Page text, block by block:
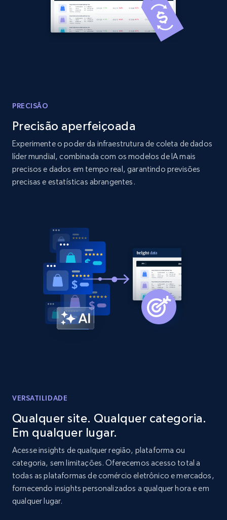
355+ Comece agora
more.
2.1K+ 375+ Comece agora
Amazon products global dataset - Collects
375+ Comece agora
Amazon products global dataset -
Collecting products by keyword search
Amazon products global dataset - Collects
products by best sellers category URL
Title, Seller name, Brand, Description, Initial
price, Currency, Availability, Reviews count, and
more.
PRECISÃO
Precisão aperfeiçoada
Experimente o poder da infraestrutura de coleta de dados
líder mundial, combinada com os modelos de IA mais
precisos e dados em tempo real, garantindo previsões
precisas e estatísticas abrangentes.
VERSATILIDADE
Qualquer site. Qualquer categoria.
Em qualquer lugar.
Acesse insights de qualquer região, plataforma ou
categoria, sem limitações. Oferecemos acesso total a
todas as plataformas de comércio eletrônico e mercados,
fornecendo insights personalizados a qualquer hora e em
qualquer lugar.